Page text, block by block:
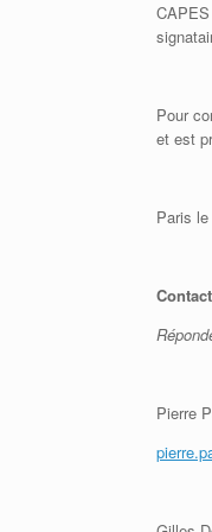
Pour
et est
Paris
Pierre